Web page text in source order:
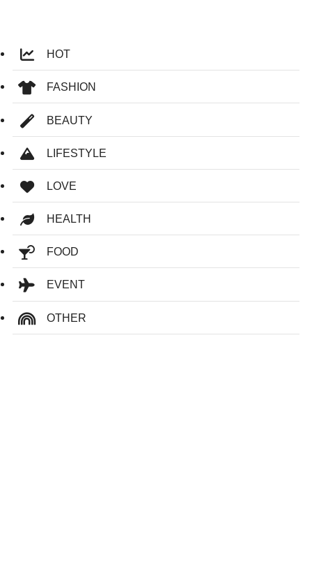
HOT
FASHION
BEAUTY
LIFESTYLE
LOVE
HEALTH
FOOD
EVENT
OTHER